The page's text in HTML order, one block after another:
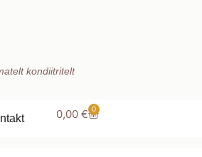
kondiitritelt
0,00 € 0